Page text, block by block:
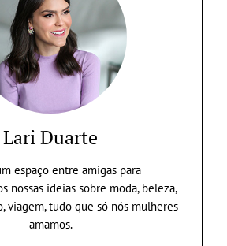
Lari Duarte
espaço entre amigas para
nossas ideias sobre moda, beleza,
viagem, tudo que só nós mulheres
amamos.